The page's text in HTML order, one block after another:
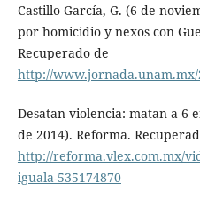
Castillo García, G. (6 de
por homicidio y nexos con
Recuperado de
http://
Desatan violencia: matan a 6
de 2014). Reforma.
http://reforma.vlex.com.mx/
iguala-535174870